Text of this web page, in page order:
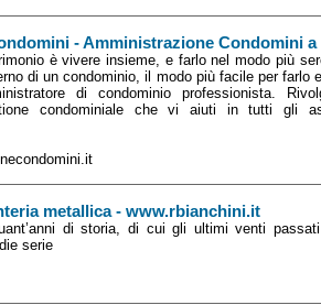
- Amministrazione Condomini a
è vivere insieme, e farlo nel modo più
di un condominio, il modo più facile per farlo
di condominio professionista.
condominiale che vi aiuti in tutti gli
metallica - www.rbianchini.it
di storia, di cui gli ultimi venti
serie